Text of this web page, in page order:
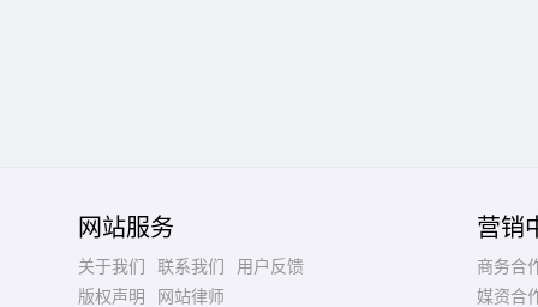
网站服务
关于我们 联系我们
用户反馈
版权声明
网站律师
营销
商务合
媒资合